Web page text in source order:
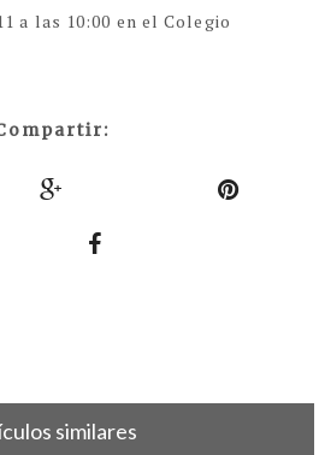
a las 10:00 en el Colegio
similares